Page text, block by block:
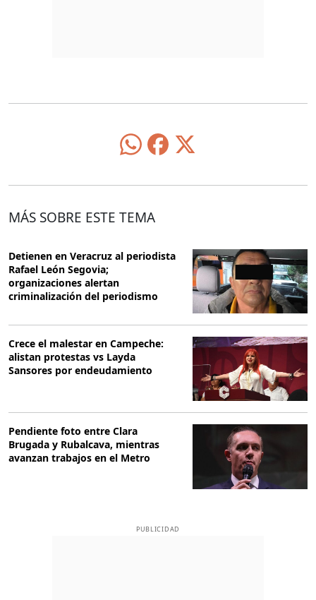
MÁS SOBRE ESTE TEMA
Detienen en Veracruz al periodista
Rafael León Segovia;
organizaciones alertan
criminalización del periodismo
Crece el malestar en Campeche:
alistan protestas vs Layda
Sansores por endeudamiento
Pendiente foto entre Clara
Brugada y Rubalcava, mientras
avanzan trabajos en el Metro
PUBLICIDAD